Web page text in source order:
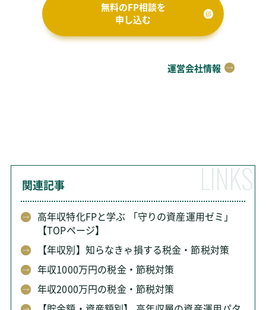
無料のFP相談を
申し込む
運営会社情報
関連記事
高年収特化FPと学ぶ 「守りの資産運用ゼミ」
【TOPページ】
【年収別】知らなきゃ損する税金・節税対策
年収1000万円の税金・節税対策
年収2000万円の税金・節税対策